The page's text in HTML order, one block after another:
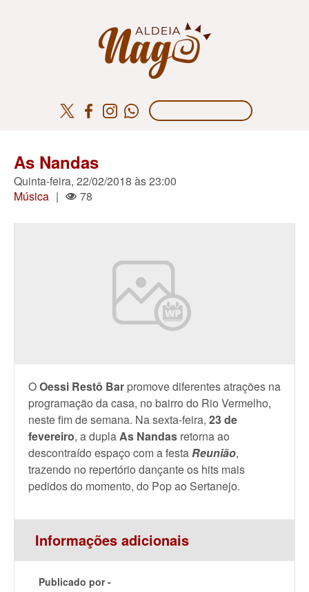
As Nandas
Quinta-feira, 22/02/2018 às 23:00
Música | 78
OOessi Restô Bar promove diferentes atrações na
programação da casa, no bairro do Rio Vermelho,
neste fim de semana. Na sexta-feira, 23 de
fevereiro, a duplaAs Nandas retorna ao
descontraído espaço com a festaReunião,
trazendo no repertório dançante os hits mais
pedidos do momento, do Pop ao Sertanejo.
Informações adicionais
Publicado por -